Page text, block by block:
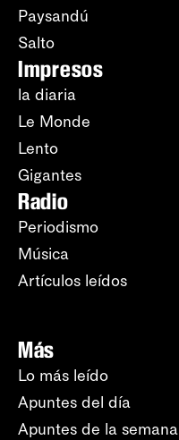
Paysandú
Salto
Impresos
la diaria
Le Monde
Lento
Gigantes
Radio
Periodismo
Música
Artículos leídos
Más
Lo más leído
Apuntes del día
Apuntes de la semana